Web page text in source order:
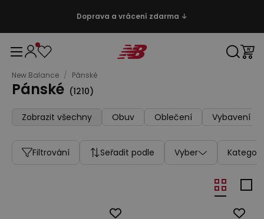
Doprava a vrácení zdarma ↓
New Balance / Pánské
Pánské (1210)
Zobrazit všechny Obuv Oblečení Vybavení
Filtrování Seřadit podle Vyber